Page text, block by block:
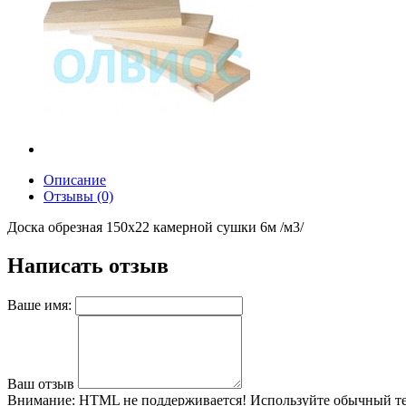
Описание
Отзывы (0)
Доска обрезная 150х22 камерной сушки 6м /м3/
Написать отзыв
Ваше имя:
Ваш отзыв
Внимание: HTML не поддерживается! Используйте обычный